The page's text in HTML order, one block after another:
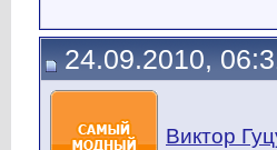
24.09.2010,
Виктор